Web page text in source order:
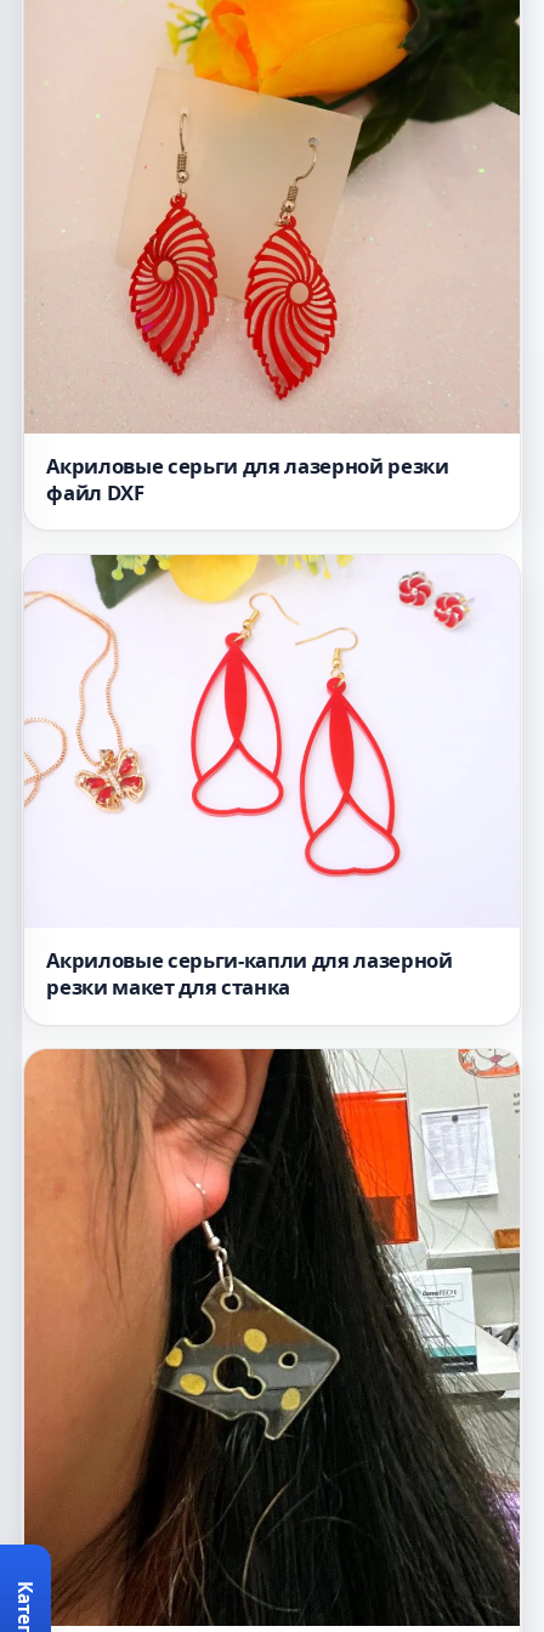
Акриловые серьги для лазерной резки
файл DXF
Акриловые серьги-капли для лазерной
резки макет для станка